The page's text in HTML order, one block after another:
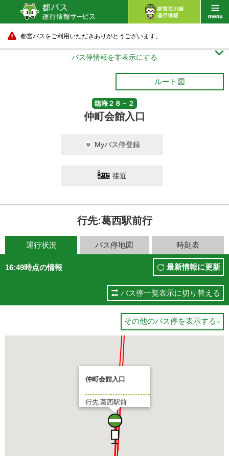
都営バスをご利用いただきありがとうございます。
バス停情報を非表示にする 
ルート図
臨海２８－２
仲町会館入口
Myバス停登録
接近
行先:葛西駅前行
運行状況 バス停地図 時刻表
16:49時点の情報 最新情報に更新
バス停一覧表示に切り替える
その他のバス停を表示する 
仲町会館入口
行先:葛西駅前